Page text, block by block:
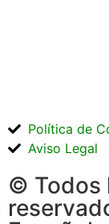
© Todos
Política de
Aviso Legal